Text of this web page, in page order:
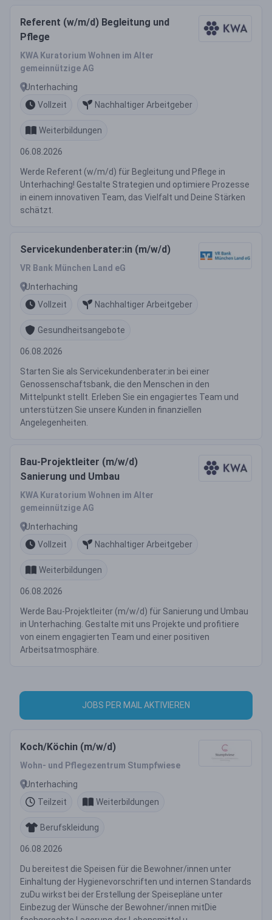
Referent (w/m/d) Begleitung und
Pflege
KWA Kuratorium Wohnen im Alter
gemeinnützige AG
Unterhaching
Vollzeit
Nachhaltiger Arbeitgeber
Weiterbildungen
06.08.2026
Werde Referent (w/m/d) für Begleitung und Pflege in
Unterhaching! Gestalte Strategien und optimiere Prozesse
in einem innovativen Team, das Vielfalt und Deine Stärken
schätzt.
Servicekundenberater:in (m/w/d)
VR Bank München Land eG
Unterhaching
Vollzeit
Nachhaltiger Arbeitgeber
Gesundheitsangebote
06.08.2026
Starten Sie als Servicekundenberater:in bei einer
Genossenschaftsbank, die den Menschen in den
Mittelpunkt stellt. Erleben Sie ein engagiertes Team und
unterstützen Sie unsere Kunden in finanziellen
Angelegenheiten.
Bau-Projektleiter (m/w/d)
Sanierung und Umbau
KWA Kuratorium Wohnen im Alter
gemeinnützige AG
Unterhaching
Vollzeit
Nachhaltiger Arbeitgeber
Weiterbildungen
06.08.2026
Werde Bau-Projektleiter (m/w/d) für Sanierung und Umbau
in Unterhaching. Gestalte mit uns Projekte und profitiere
von einem engagierten Team und einer positiven
Arbeitsatmosphäre.
JOBS PER MAIL AKTIVIEREN
Koch/Köchin (m/w/d)
Wohn- und Pflegezentrum Stumpfwiese
Unterhaching
Teilzeit
Weiterbildungen
Berufskleidung
06.08.2026
Du bereitest die Speisen für die Bewohner/innen unter
Einhaltung der Hygienevorschriften und internen Standards
zuDu wirkst bei der Erstellung der Speisepläne unter
Einbezug der Wünsche der Bewohner/innen mitDie